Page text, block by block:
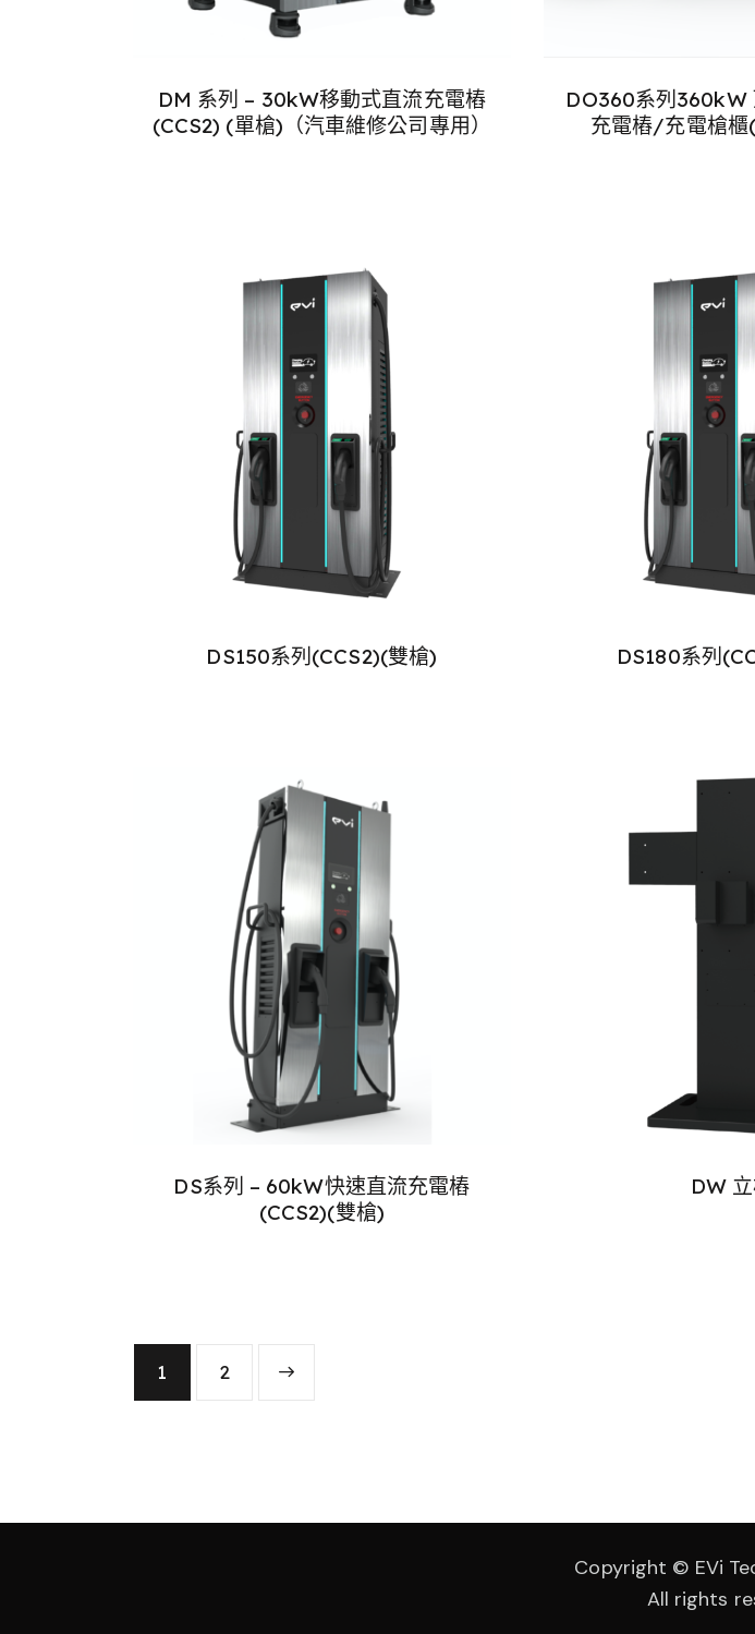
DM 系列 – 30kW移動式直流充電樁
(CCS2) (單槍)（汽車維修公司專用）
DO360系列360kW
充電樁/充電槍櫃
DS150系列(CCS2)(雙槍) DS180系列
DS系列 – 60kW快速直流充電樁
(CCS2)(雙槍)
DW
1 2
Copyright © EVi
All rights